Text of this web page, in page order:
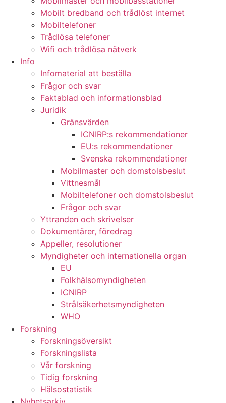
Mobilt bredband och trådlöst internet
Mobiltelefoner
Trådlösa telefoner
Wifi och trådlösa nätverk
Info
Infomaterial att beställa
Frågor och svar
Faktablad och informationsblad
Juridik
Gränsvärden
ICNIRP:s rekommendationer
EU:s rekommendationer
Svenska rekommendationer
Mobilmaster och domstolsbeslut
Vittnesmål
Mobiltelefoner och domstolsbeslut
Frågor och svar
Yttranden och skrivelser
Dokumentärer, föredrag
Appeller, resolutioner
Myndigheter och internationella organ
EU
Folkhälsomyndigheten
ICNIRP
Strålsäkerhetsmyndigheten
WHO
Forskning
Forskningsöversikt
Forskningslista
Vår forskning
Tidig forskning
Hälsostatistik